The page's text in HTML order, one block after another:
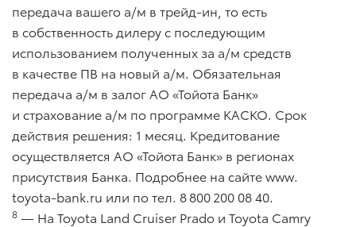
передача вашего а/м в трейд-ин, то есть
в собственность дилеру с последующим
использованием полученных за а/м средств
в качестве ПВ на новый а/м. Обязательная
передача а/м в залог АО «Тойота Банк»
и страхование а/м по программе КАСКО. Срок
действия решения: 1 месяц. Кредитование
осуществляется АО «Тойота Банк» в регионах
присутствия Банка. Подробнее на сайте www.
toyota-bank.ru или по тел. 8 800 200 08 40.
8 — На Toyota Land Cruiser Prado и Toyota Camry